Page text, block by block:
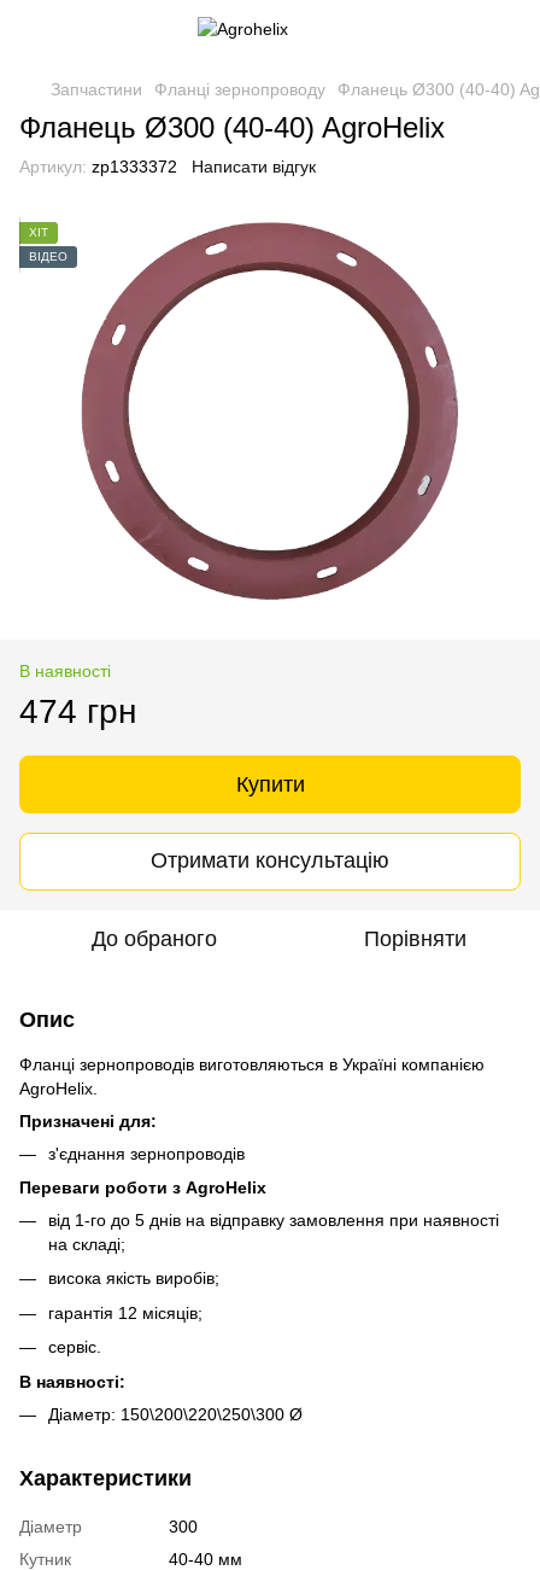
Запчастини Фланці зернопроводу Фланець Ø300 (40-40)
Фланець Ø300 (40-40) AgroHelix
Артикул: zp1333372 Написати відгук
ХІТ
ВІДЕО
В наявності
474 грн
Купити
Отримати консультацію
До обраного Порівняти
Опис
Фланці зернопроводів виготовляються в Україні компанією
AgroHelix.
Призначені для:
з'єднання зернопроводів
Переваги роботи з AgroHelix
від 1-го до 5 днів на відправку замовлення при наявності
на складі;
висока якість виробів;
гарантія 12 місяців;
сервіс.
В наявності:
Діаметр: 150\200\220\250\300 Ø
Характеристики
Діаметр
300
Кутник
40-40 мм